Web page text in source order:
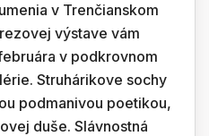
v Trenčianskom
výstave vám
v podkrovnom
Struhárikove sochy
podmanivou poetikou,
duše. Slávnostná